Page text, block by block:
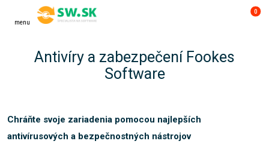
menu
0
Antivíry a zabezpečení Fookes
Software
Chráňte svoje zariadenia pomocou najlepších
antivírusových a bezpečnostných nástrojov